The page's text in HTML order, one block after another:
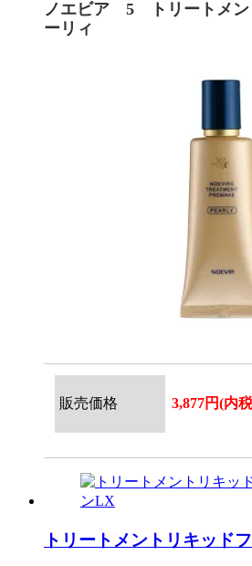
ノエビア 5 トリートメン
ーリィ
販売価格 3,877円(内
トリートメントリキッド